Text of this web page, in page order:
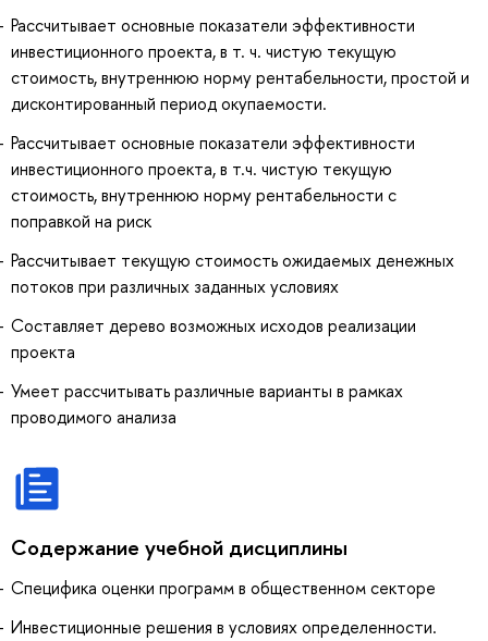
Рассчитывает основные показатели эффективности
инвестиционного проекта, в т. ч. чистую текущую
стоимость, внутреннюю норму рентабельности, простой и
дисконтированный период окупаемости.
Рассчитывает основные показатели эффективности
инвестиционного проекта, в т.ч. чистую текущую
стоимость, внутреннюю норму рентабельности с
поправкой на риск
Рассчитывает текущую стоимость ожидаемых денежных
потоков при различных заданных условиях
Составляет дерево возможных исходов реализации
проекта
Умеет рассчитывать различные варианты в рамках
проводимого анализа
Содержание учебной дисциплины
Специфика оценки программ в общественном секторе
Инвестиционные решения в условиях определенности.